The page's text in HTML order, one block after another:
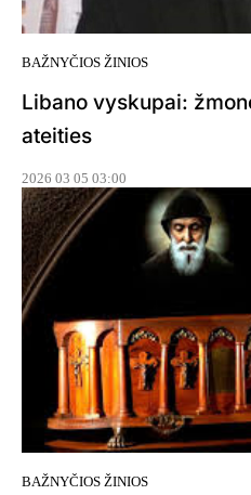
BAŽNYČIOS ŽINIOS
Libano vyskupai:
ateities
2026 03 05 03:00
BAŽNYČIOS ŽINIOS